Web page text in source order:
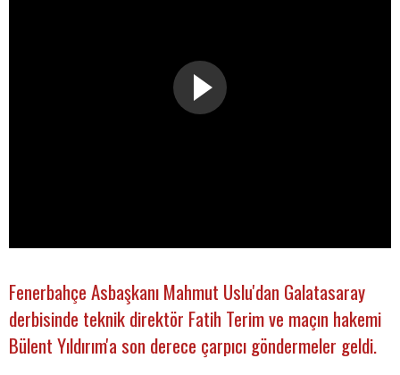
Fenerbahçe Asbaşkanı Mahmut Uslu'dan Galatasaray
derbisinde teknik direktör Fatih Terim ve maçın hakemi
Bülent Yıldırım'a son derece çarpıcı göndermeler geldi.